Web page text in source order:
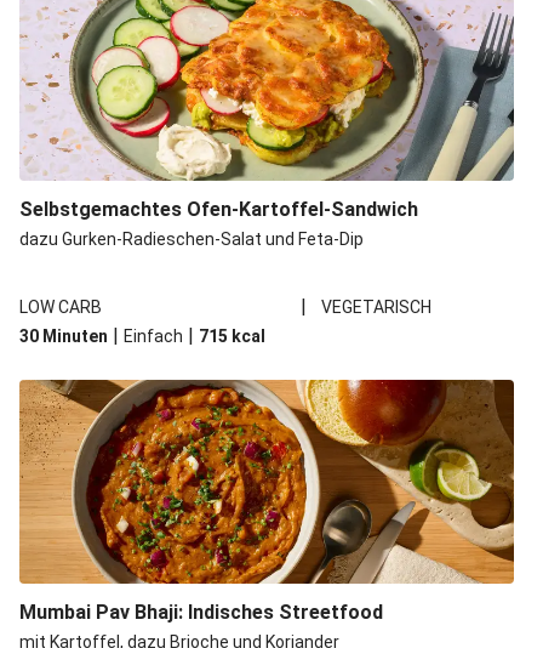
Selbstgemachtes Ofen-Kartoffel-Sandwich
dazu Gurken-Radieschen-Salat und Feta-Dip
LOW CARB |
VEGETARISCH
30 Minuten | Einfach | 715 kcal
Mumbai Pav Bhaji: Indisches Streetfood
mit Kartoffel, dazu Brioche und Koriander